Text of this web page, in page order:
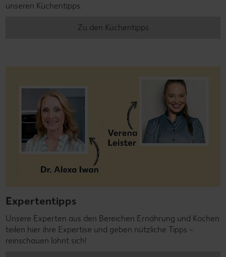
unseren Küchentipps.
Zu den Küchentipps
Expertentipps
Unsere Experten aus den Bereichen Ernährung und Kochen
teilen hier ihre Expertise und geben nützliche Tipps –
reinschauen lohnt sich!